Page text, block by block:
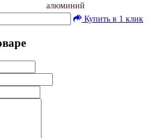
алюминий
Купить в 1 клик